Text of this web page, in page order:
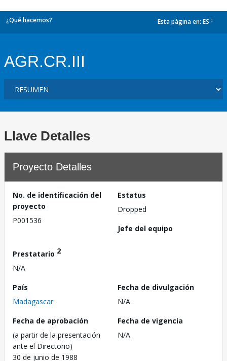
¿Qué hacemos? Esta página en: ES
AGR.CR.III
Llave Detalles
Proyecto Detalles
No. de identificación del
proyecto
P001536
Estatus
Dropped
Jefe del equipo
Prestatario 2
N/A
País
Madagascar
Fecha de divulgación
N/A
Fecha de aprobación
(a partir de la presentación
ante el Directorio)
30 de junio de 1988
Fecha de vigencia
N/A